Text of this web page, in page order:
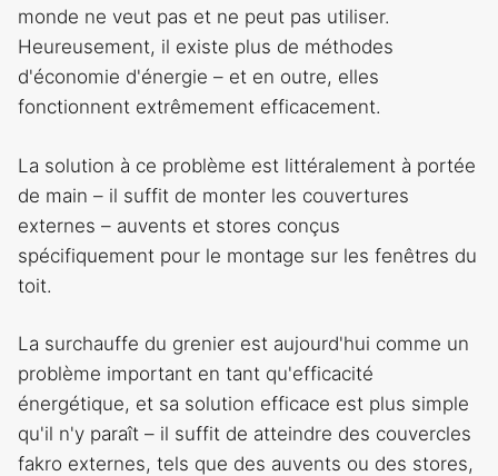
monde ne veut pas et ne peut pas utiliser.
Heureusement, il existe plus de méthodes
d'économie d'énergie – et en outre, elles
fonctionnent extrêmement efficacement.
La solution à ce problème est littéralement à portée
de main – il suffit de monter les couvertures
externes – auvents et stores conçus
spécifiquement pour le montage sur les fenêtres du
toit.
La surchauffe du grenier est aujourd'hui comme un
problème important en tant qu'efficacité
énergétique, et sa solution efficace est plus simple
qu'il n'y paraît – il suffit de atteindre des couvercles
fakro externes, tels que des auvents ou des stores,